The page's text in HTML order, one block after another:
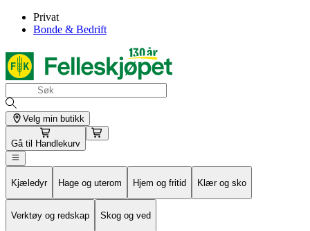
Privat
Bonde & Bedrift
Velg min butikk
Gå til Handlekurv
Kjæledyr Hage og uterom Hjem og fritid Klær og sko
Verktøy og redskap Skog og ved